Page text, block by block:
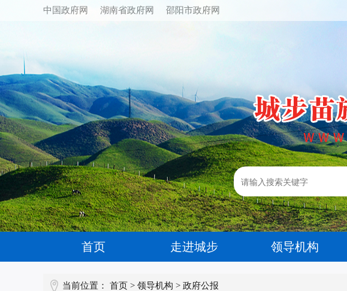
中国政府网 湖南省政府网 邵阳市政府网
首页 走进城步 领导机构
当前位置： 首页 > 领导机构 > 政府公报